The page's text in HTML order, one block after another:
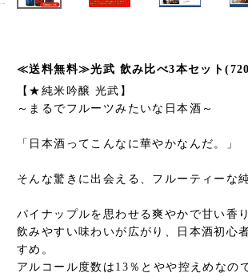
≪送料無料≫光武 飲み比べ3本セット
【★純米吟醸 光武】
～まるでフルーツみたいな日本酒～
「日本酒ってこんなに華やかなんだ。」
そんな驚きに出会える、フルーティーな
パイナップルを思わせる爽やかで甘い香
飲みやすい味わいが広がり、日本酒初心
すめ。
アルコール度数は13％とやや控えめなの